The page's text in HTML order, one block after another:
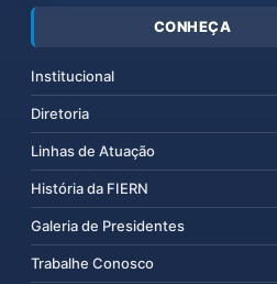
CONHEÇA
Institucional
Diretoria
Linhas de Atuação
História da FIERN
Galeria de Presidentes
Trabalhe Conosco